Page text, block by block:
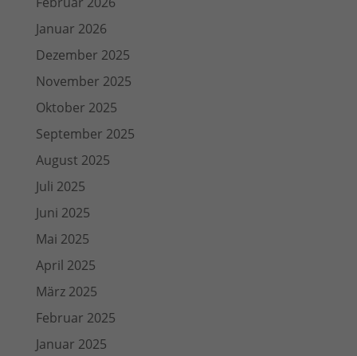
Januar 2026
Dezember 2025
November 2025
Oktober 2025
September 2025
August 2025
Juli 2025
Juni 2025
Mai 2025
April 2025
März 2025
Februar 2025
Januar 2025